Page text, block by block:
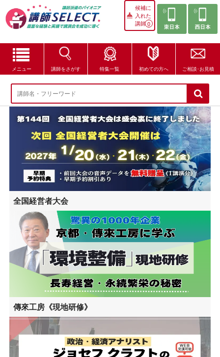
候補に
入れた
講師0
メニュー 講師をさがす 特集一覧 初めての方へ ご相談･お見積
講師をさがす
特集一覧
講師セレクトが選ばれる理由
ブログ・コラム
はじめての方へ
ご相談・お見積
全国経営者大会
傳來工房《現地研修》